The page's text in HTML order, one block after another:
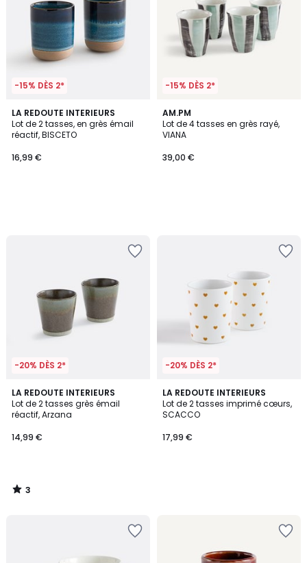
-15% DÈS 2*
LA REDOUTE INTERIEURS
Lot de 2 tasses, en grès émail
réactif, BISCETO
16,99 €
-15% DÈS 2*
AM.PM
Lot de 4 tasses en grès rayé,
VIANA
39,00 €
-20% DÈS 2*
LA REDOUTE INTERIEURS
Lot de 2 tasses grès émail
réactif, Arzana
14,99 €
3
/
5
3
/
-20% DÈS 2*
LA REDOUTE INTERIEURS
Lot de 2 tasses imprimé cœurs,
SCACCO
17,99 €